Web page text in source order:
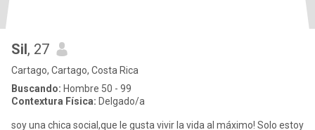
Sil, 27
Cartago, Cartago, Costa Rica
Buscando: Hombre 50 - 99
Contextura Física: Delgado/a
soy una chica social,que le gusta vivir la vida al máximo! Solo estoy